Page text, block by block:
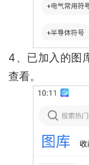
4、已加入的图
查看。